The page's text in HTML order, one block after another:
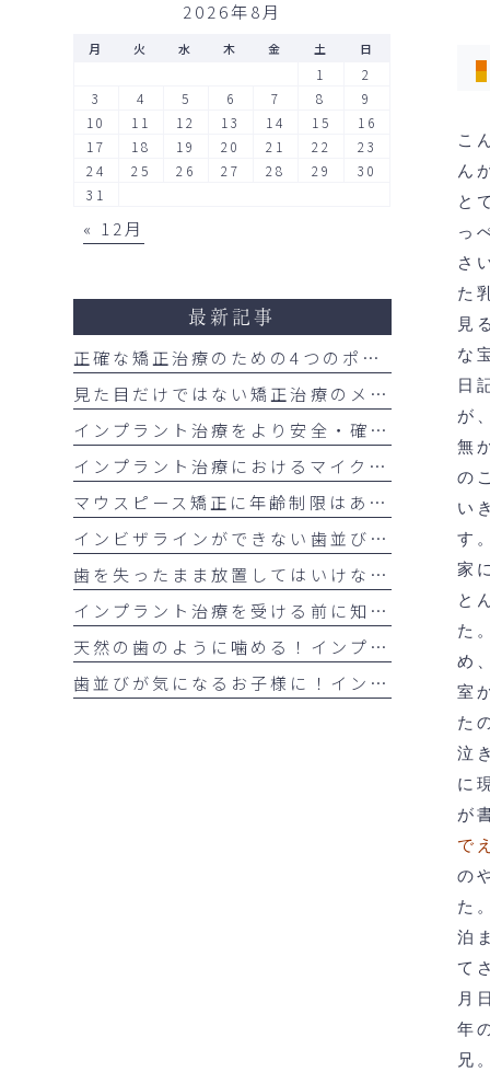
こ
ん
と
っ
さ
た
見
な
日
が
無
の
い
す。
家
と
た。
め
室
た
泣
に
が
で
の
た。
泊
て
月
年
兄。
2026年8月
月 火 水 木 金 土 日
1
2
3
4 5 6 7 8
9
10
11 12 13 14 15
16
17
18 19 20 21 22
23
24
25 26 27 28 29
30
31
« 12月
最新記事
正確な矯正治療のための4つのポイント
見た目だけではない矯正治療のメリット
インプラント治療をより安全・確実にするサージカルガイドの重要性
インプラント治療におけるマイクロスコープの活用について
マウスピース矯正に年齢制限はある？大人の矯正治療が増えている理由も解説
インビザラインができない歯並びはあるの？
歯を失ったまま放置してはいけない理由
インプラント治療を受ける前に知っておきたい注意点
天然の歯のように噛める！インプラント治療の5つのメリット
歯並びが気になるお子様に！インビザライン・ファーストとは？